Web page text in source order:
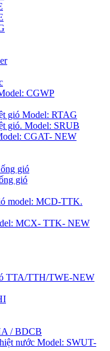
CGWP
gió Model: RTAG
gió. Model: SRUB
CGAT- NEW
gió
gió
model: MCD-TTK.
MCX- TTK- NEW
TTA/TTH/TWE-NEW
/ BDCB
nước Model: SWUT-